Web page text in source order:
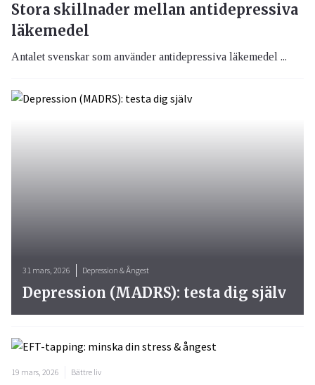
Stora skillnader mellan antidepressiva
läkemedel
Antalet svenskar som använder antidepressiva läkemedel ...
31 mars, 2026 Depression & Ångest
Depression (MADRS): testa dig själv
19 mars, 2026 Bättre liv